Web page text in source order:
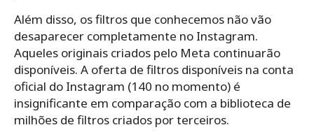
Além disso, os filtros que conhecemos não vão
desaparecer completamente no Instagram.
Aqueles originais criados pelo Meta continuarão
disponíveis. A oferta de filtros disponíveis na conta
oficial do Instagram (140 no momento) é
insignificante em comparação com a biblioteca de
milhões de filtros criados por terceiros.